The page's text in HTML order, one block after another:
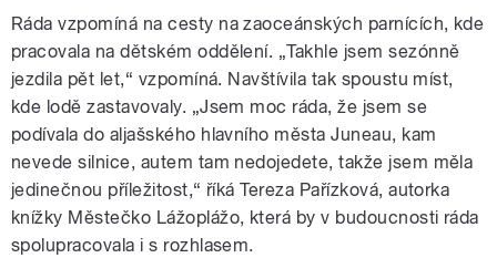
Ráda vzpomíná na cesty na zaoceánských parnících, kde
pracovala na dětském oddělení. „Takhle jsem sezónně
jezdila pět let,“ vzpomíná. Navštívila tak spoustu míst,
kde lodě zastavovaly. „Jsem moc ráda, že jsem se
podívala do aljašského hlavního města Juneau, kam
nevede silnice, autem tam nedojedete, takže jsem měla
jedinečnou příležitost,“ říká Tereza Pařízková, autorka
knížky Městečko Lážoplážo, která by v budoucnosti ráda
spolupracovala i s rozhlasem.